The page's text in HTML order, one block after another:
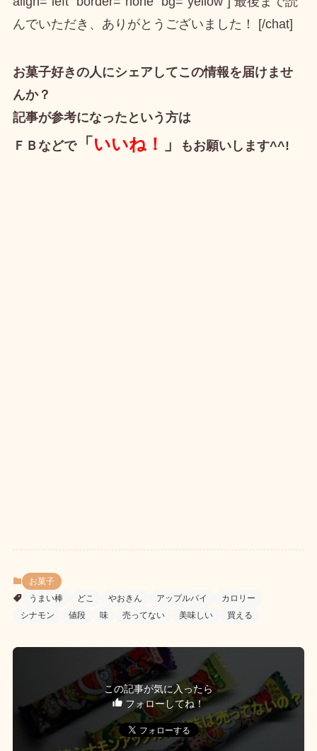
んでいただき、ありがとうございました！ [/chat]
お菓子好きの人にシェアしてこの情報を届けませ
んか？
記事が参考になったという方は
ＦＢなどで「 いいね！ 」 もお願いします^^!
お菓子
うまい棒
どこ やおきん アップルパイ
カロリー
シナモン
値段 味 売ってない 美味しい 買える
この記事が気に入ったら
フォローしてね！